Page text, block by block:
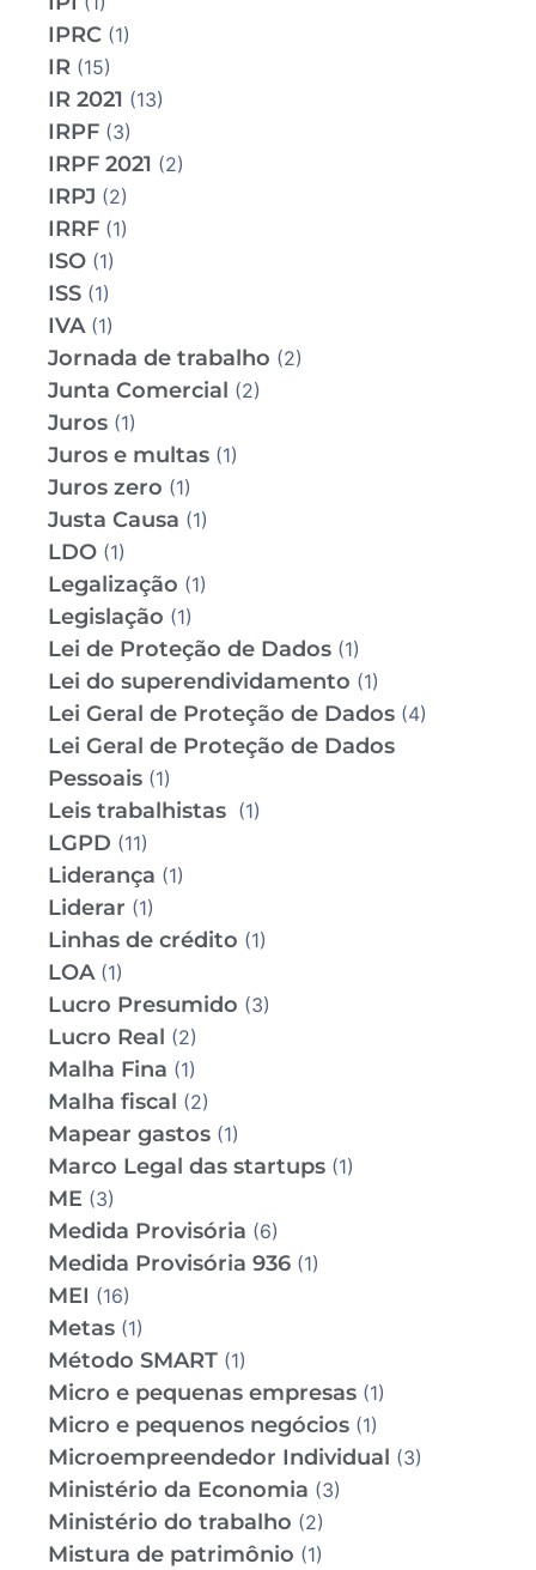
IPRC (1)
IR (15)
IR 2021 (13)
IRPF (3)
IRPF 2021 (2)
IRPJ (2)
IRRF (1)
ISO (1)
ISS (1)
IVA(1)
Jornada de trabalho (2)
Junta Comercial (2)
Juros (1)
Juros e multas (1)
Juros zero (1)
Justa Causa (1)
LDO (1)
Legalização (1)
Legislação (1)
Lei de Proteção de Dados (1)
Lei do superendividamento (1)
Lei Geral de Proteção de Dados (4)
Lei Geral de Proteção de Dados
Pessoais (1)
Leis trabalhistas (1)
LGPD (11)
Liderança (1)
Liderar (1)
Linhas de crédito (1)
LOA(1)
Lucro Presumido (3)
Lucro Real (2)
Malha Fina (1)
Malha fiscal (2)
Mapear gastos (1)
Marco Legal das startups (1)
ME (3)
Medida Provisória (6)
Medida Provisória 936 (1)
MEI (16)
Metas (1)
Método SMART (1)
Micro e pequenas empresas (1)
Micro e pequenos negócios (1)
Microempreendedor Individual (3)
Ministério da Economia (3)
Ministério do trabalho (2)
Mistura de patrimônio (1)